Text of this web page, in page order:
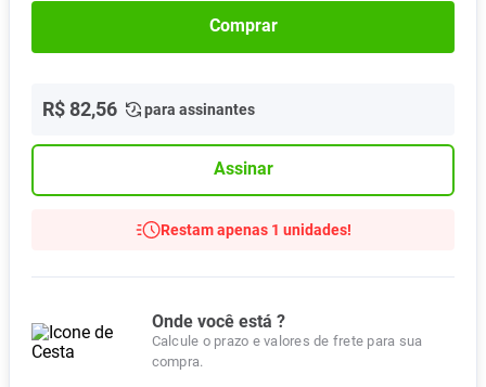
Comprar
R$82,56 para assinantes
Assinar
Restam apenas 1 unidades!
Onde você está ?
Calcule o prazo e valores de frete para sua
compra.